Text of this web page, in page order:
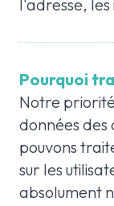
l'adresse,
Pourquoi
Notre
données des
pouvons
sur les
absolument